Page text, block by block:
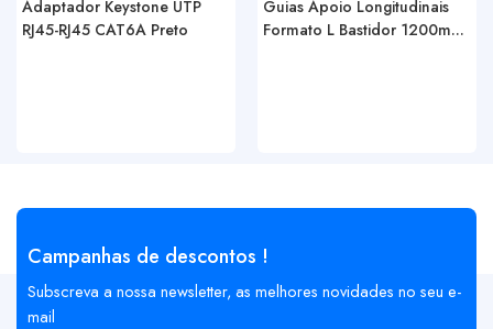
Adaptador Keystone UTP
RJ45-RJ45 CAT6A Preto
Guias Apoio Longitudinais
Formato L Bastidor 1200m...
Campanhas de descontos !
Subscreva a nossa newsletter, as melhores novidades no seu e-
mail